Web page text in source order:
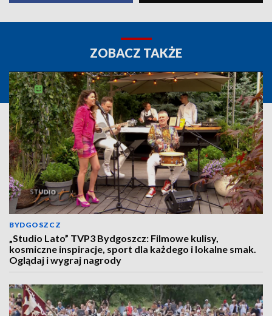
ZOBACZ TAKŻE
BYDGOSZCZ
„Studio Lato” TVP3 Bydgoszcz: Filmowe kulisy,
kosmiczne inspiracje, sport dla każdego i lokalne smak.
Oglądaj i wygraj nagrody